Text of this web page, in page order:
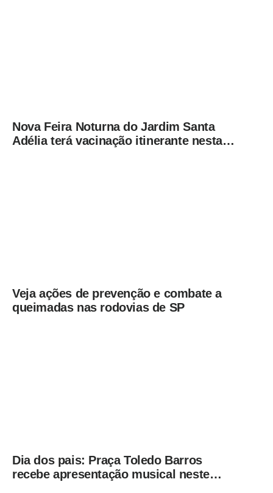
Nova Feira Noturna do Jardim Santa
Adélia terá vacinação itinerante nesta
Veja ações de prevenção e combate a
queimadas nas rodovias de SP
Dia dos pais: Praça Toledo Barros
recebe apresentação musical neste